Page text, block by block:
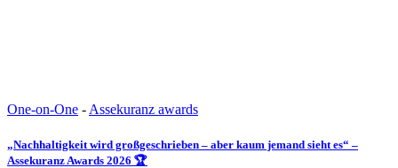
One-on-One -Assekuranz awards
„Nachhaltigkeit wird großgeschrieben – aber kaum jemand sieht es“ –
Assekuranz Awards 2026 🏆